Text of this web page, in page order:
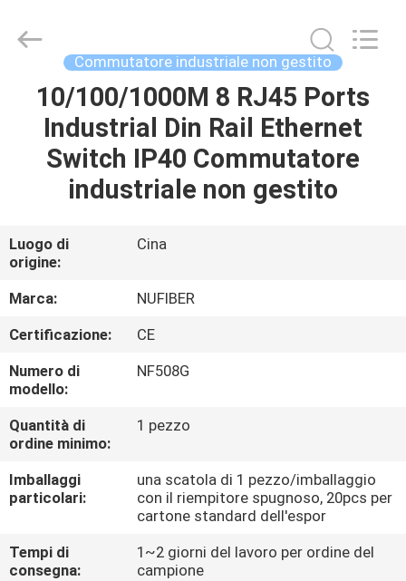
CASA
PRODOTTI
NOI
GIRO
DELLA
FABBRICA
CONTROLLO
DI
QUALITÀ
CONTATTICI
Co.,Ltd.
Developed
Commutatore industriale non gestito
10/100/1000M 8 RJ45 Ports
Industrial Din Rail Ethernet
Switch IP40 Commutatore
industriale non gestito
Luogo di
origine:
Cina
Marca:
NUFIBER
Certificazione:
CE
Numero di
modello:
NF508G
Quantità di
ordine minimo:
1 pezzo
Imballaggi
particolari:
una scatola di 1 pezzo/imballaggio
con il riempitore spugnoso, 20pcs per
cartone standard dell'espor
Tempi di
consegna:
1~2 giorni del lavoro per ordine del
campione